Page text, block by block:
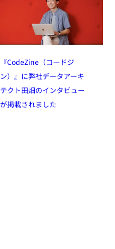
『CodeZine（コードジ
ン）』に弊社データアーキ
テクト田畑のインタビュー
が掲載されました